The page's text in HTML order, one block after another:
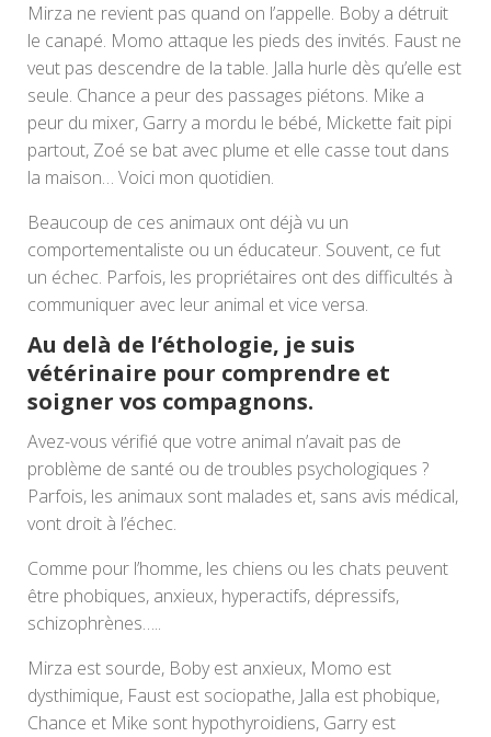
Mirza ne revient pas quand on l’appelle. Boby a détruit
le canapé. Momo attaque les pieds des invités. Faust ne
veut pas descendre de la table. Jalla hurle dès qu’elle est
seule. Chance a peur des passages piétons. Mike a
peur du mixer, Garry a mordu le bébé, Mickette fait pipi
partout, Zoé se bat avec plume et elle casse tout dans
la maison… Voici mon quotidien.
Beaucoup de ces animaux ont déjà vu un
comportementaliste ou un éducateur. Souvent, ce fut
un échec. Parfois, les propriétaires ont des difficultés à
communiquer avec leur animal et vice versa.
Au delà de l’éthologie, je suis
vétérinaire pour comprendre et
soigner vos compagnons.
Avez-vous vérifié que votre animal n’avait pas de
problème de santé ou de troubles psychologiques ?
Parfois, les animaux sont malades et, sans avis médical,
vont droit à l’échec.
Comme pour l’homme, les chiens ou les chats peuvent
être phobiques, anxieux, hyperactifs, dépressifs,
schizophrènes…..
Mirza est sourde, Boby est anxieux, Momo est
dysthimique, Faust est sociopathe, Jalla est phobique,
Chance et Mike sont hypothyroidiens, Garry est